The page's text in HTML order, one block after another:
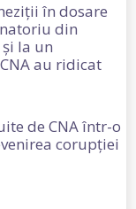
în dosare
din
la un
au ridicat
de CNA într-o
corupției